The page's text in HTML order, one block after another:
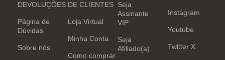
DEVOLUÇÕES
Página de
Dúvidas
Sobre nós
DE CLIENTES
Loja Virtual
Minha Conta
Como comprar
Seja
Assinante
VIP
Seja
Afiliado(a)
Instagram
Youtube
Twitter X